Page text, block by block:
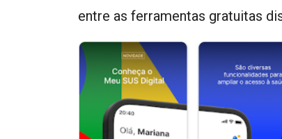
entre as ferramentas gratuitas